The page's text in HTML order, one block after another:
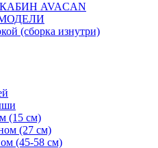
AVACAN
(сборка изнутри)
(15 см)
(27 см)
(45-58 см)